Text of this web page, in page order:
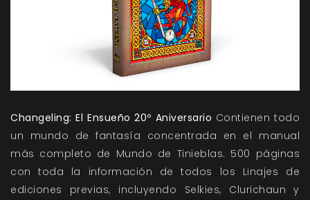
Changeling: El Ensueño 20º Aniversario Contienen todo
un mundo de fantasía concentrada en el manual
más completo de Mundo de Tinieblas. 500 páginas
con toda la información de todos los Linajes de
ediciones previas, incluyendo Selkies, Clurichaun y